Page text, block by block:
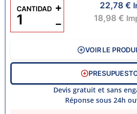
22,78 €
18,98 €
CANTIDAD
−
+
VOIR LE
Devis gratuit et sans
Réponse sous 24h